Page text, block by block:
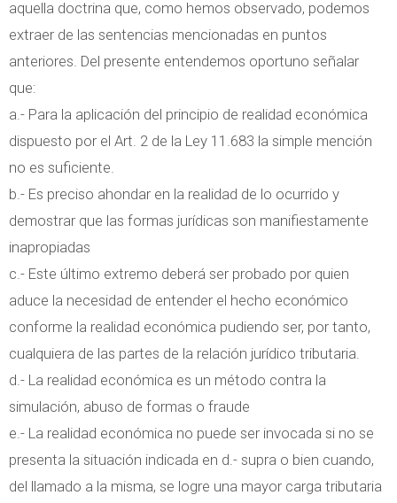
aquella doctrina que, como hemos observado, podemos
extraer de las sentencias mencionadas en puntos
anteriores. Del presente entendemos oportuno señalar
que:
a.- Para la aplicación del principio de realidad económica
dispuesto por el Art. 2 de la Ley 11.683 la simple mención
no es suficiente.
b.- Es preciso ahondar en la realidad de lo ocurrido y
demostrar que las formas jurídicas son manifiestamente
inapropiadas
c.- Este último extremo deberá ser probado por quien
aduce la necesidad de entender el hecho económico
conforme la realidad económica pudiendo ser, por tanto,
cualquiera de las partes de la relación jurídico tributaria.
d.- La realidad económica es un método contra la
simulación, abuso de formas o fraude
e.- La realidad económica no puede ser invocada si no se
presenta la situación indicada en d.- supra o bien cuando,
del llamado a la misma, se logre una mayor carga tributaria